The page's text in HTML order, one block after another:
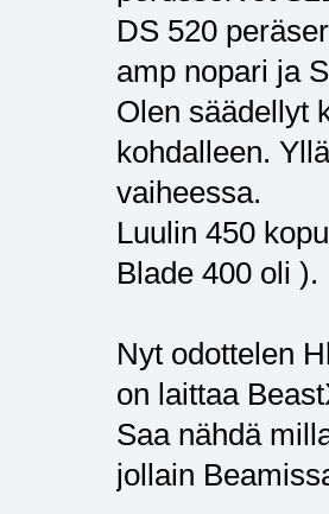
DS 520
amp nopari ja
Olen säädellyt
kohdalleen.
vaiheessa.
Luulin 450
Blade 400 oli ).
Nyt odottelen
on laittaa
Saa nähdä
jollain